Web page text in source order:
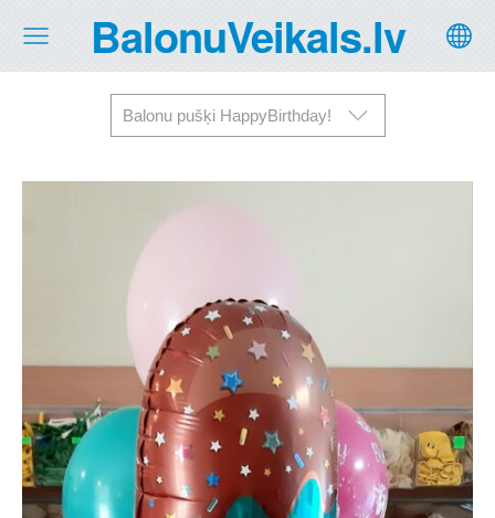
BalonuVeikals.lv
Balonu pušķi HappyBirthday!